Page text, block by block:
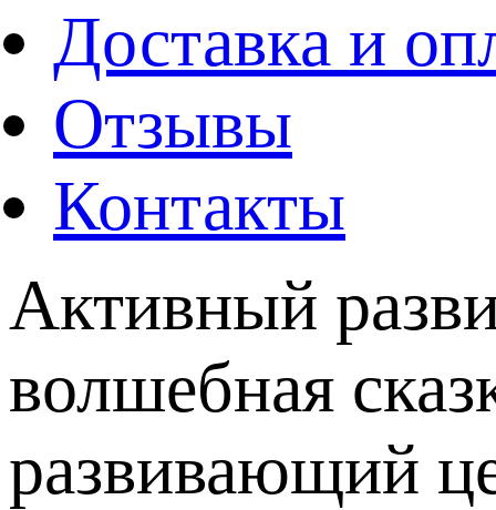
Доставка и
Отзывы
Контакты
Активный
волшебная
развивающий